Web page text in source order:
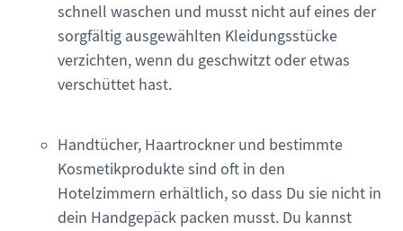
schnell waschen und musst nicht auf eines der
sorgfältig ausgewählten Kleidungsstücke
verzichten, wenn du geschwitzt oder etwas
verschüttet hast.
Handtücher, Haartrockner und bestimmte
Kosmetikprodukte sind oft in den
Hotelzimmern erhältlich, so dass Du sie nicht in
dein Handgepäck packen musst. Du kannst